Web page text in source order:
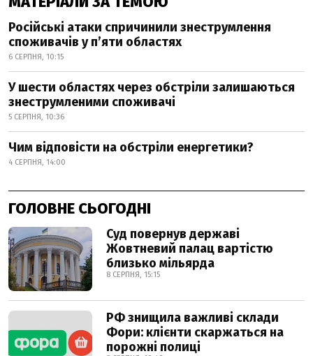
Російські атаки спричинили знеструмлення
споживачів у п’яти областях
6 СЕРПНЯ, 10:15
У шести областях через обстріли залишаються
знеструмленими споживачі
5 СЕРПНЯ, 10:36
Чим відповісти на обстріли енергетики?
4 СЕРПНЯ, 14:00
ГОЛОВНЕ СЬОГОДНІ
Суд повернув державі
Жовтневий палац вартістю
близько мільярда
8 СЕРПНЯ, 15:15
РФ знищила важливі склади
Фори: клієнти скаржаться на
порожні полиці